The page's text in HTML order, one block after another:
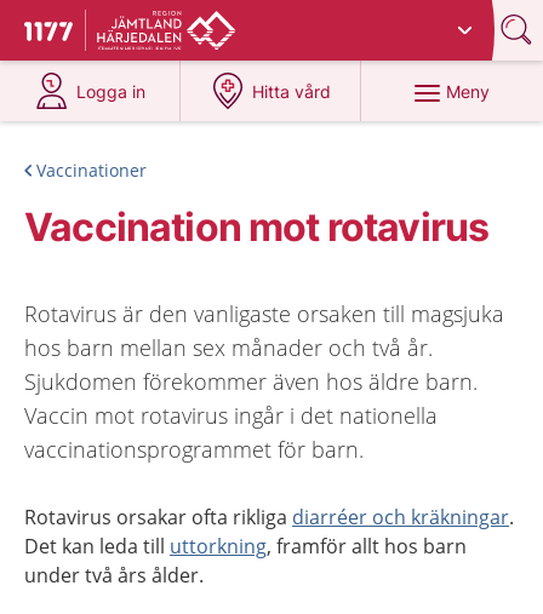
Till startsidan för 1177
Du har valt region
Logga in
på 1177.se
Hitta vård
på 1177.se
Meny
Vaccinationer
Vaccination mot rotavirus
Rotavirus är den vanligaste orsaken till magsjuka
hos barn mellan sex månader och två år.
Sjukdomen förekommer även hos äldre barn.
Vaccin mot rotavirus ingår i det nationella
vaccinationsprogrammet för barn.
Rotavirus orsakar ofta rikliga diarréer och kräkningar.
Det kan leda till uttorkning, framför allt hos barn
under två års ålder.